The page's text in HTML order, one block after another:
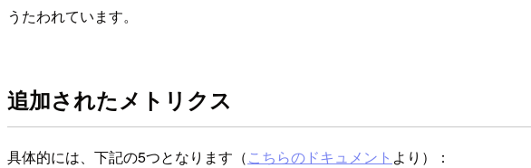
うたわれています。
追加されたメトリクス
具体的には、下記の5つとなります（こちらのドキュメント より）：